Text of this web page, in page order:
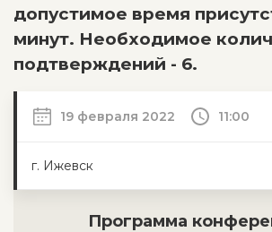
допустимое время
минут. Необходимое
подтверждений - 6.
19 февраля 2022 11:00
г. Ижевск
Программа